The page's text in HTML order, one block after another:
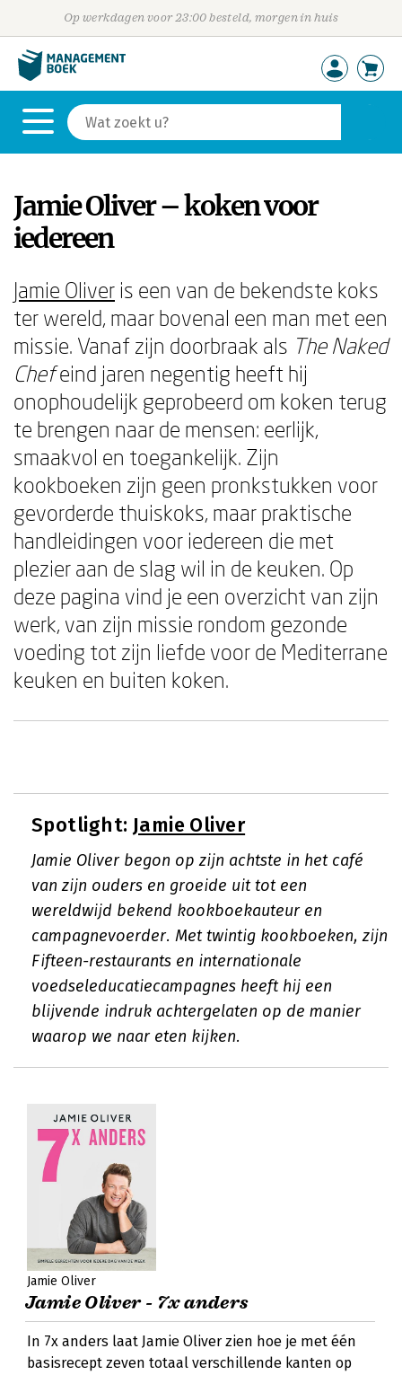
Op werkdagen voor 23:00 besteld, morgen in huis
Jamie Oliver – koken voor
iedereen
Jamie Oliver is een van de bekendste koks
ter wereld, maar bovenal een man met een
missie. Vanaf zijn doorbraak als The Naked
Chefeind jaren negentig heeft hij
onophoudelijk geprobeerd om koken terug
te brengen naar de mensen: eerlijk,
smaakvol en toegankelijk. Zijn
kookboeken zijn geen pronkstukken voor
gevorderde thuiskoks, maar praktische
handleidingen voor iedereen die met
plezier aan de slag wil in de keuken. Op
deze pagina vind je een overzicht van zijn
werk, van zijn missie rondom gezonde
voeding tot zijn liefde voor de Mediterrane
keuken en buiten koken.
Spotlight: Jamie Oliver
Jamie Oliver begon op zijn achtste in het café
van zijn ouders en groeide uit tot een
wereldwijd bekend kookboekauteur en
campagnevoerder. Met twintig kookboeken, zijn
Fifteen-restaurants en internationale
voedseleducatiecampagnes heeft hij een
blijvende indruk achtergelaten op de manier
waarop we naar eten kijken.
Jamie Oliver
Jamie Oliver - 7x anders
In 7x anders laat Jamie Oliver zien hoe je met één
basisrecept zeven totaal verschillende kanten op